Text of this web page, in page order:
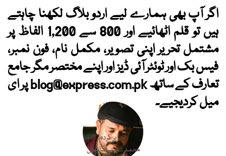
اگر آپ بھی ہمارے لیے اردو بلاگ لکھنا چاہتے
ہیں تو قلم اٹھائیے اور 800 سے 1,200 الفاظ پر
مشتمل تحریر اپنی تصویر، مکمل نام، فون نمبر،
فیس بک اور ٹوئٹر آئی ڈیز اور اپنے مختصر مگر جامع
تعارف کے ساتھblog@express.com.pkپر ای
میل کردیجیے۔
تحریر کردہ
محمد شعیب ساہیوال